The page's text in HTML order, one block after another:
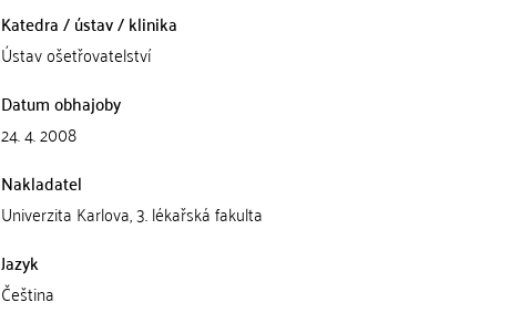
Katedra / ústav / klinika
Ústav ošetřovatelství
Datum obhajoby
24. 4. 2008
Nakladatel
Univerzita Karlova, 3. lékařská fakulta
Jazyk
Čeština